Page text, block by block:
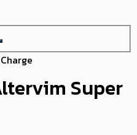
Super